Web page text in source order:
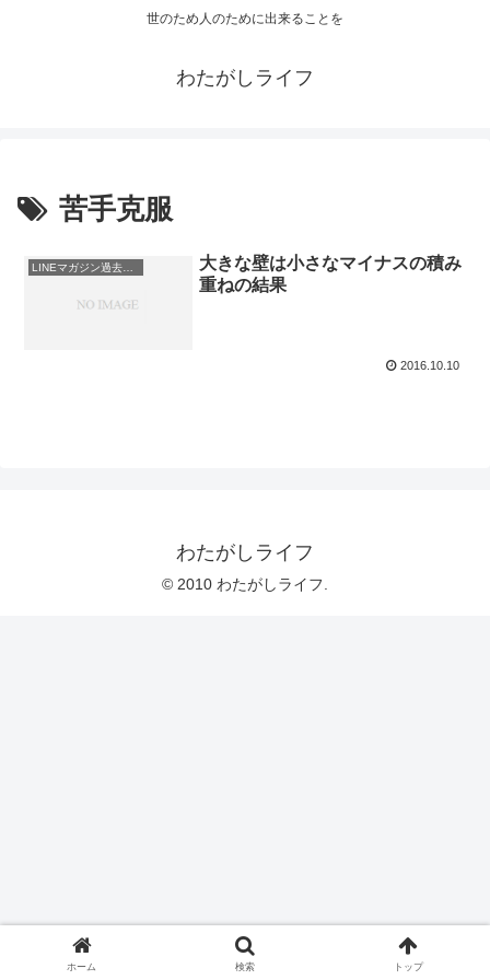
世のため人のために出来ることを
わたがしライフ
苦手克服
LINEマガジン過去配信
大きな壁は小さなマイナスの積み
重ねの結果
2016.10.10
わたがしライフ
© 2010 わたがしライフ.
ホーム 検索 トップ